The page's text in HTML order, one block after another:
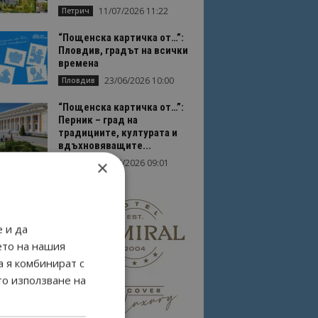
Петрич 11/07/2026 11:22
“Пощенска картичка от…”:
Пловдив, градът на всички
времена
Пловдив 23/06/2026 10:00
“Пощенска картичка от…”:
Перник – град на
традициите, културата и
вдъхновяващите...
17/06/2026 09:01
×
и да
на нашия
я комбинират с
използване на